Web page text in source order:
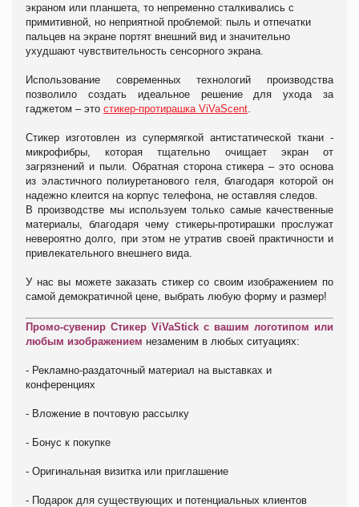
экраном или планшета, то непременно сталкивались с
примитивной, но неприятной проблемой: пыль и отпечатки
пальцев на экране портят внешний вид и значительно
ухудшают чувствительность сенсорного экрана.
Использование современных технологий производства
позволило создать идеальное решение для ухода за
гаджетом – это стикер-протирашка ViVaScent
Стикер изготовлен из супермягкой антистатической ткани -
микрофибры, которая тщательно очищает экран от
загрязнений и пыли. Обратная сторона стикера – это основа
из эластичного полиуретанового геля, благодаря которой он
надежно клеится на корпус телефона, не оставляя следов.
В производстве мы используем только самые качественные
материалы, благодаря чему стикеры-протирашки прослужат
невероятно долго, при этом не утратив своей практичности и
привлекательного внешнего вида.
У нас вы можете заказать стикер со своим изображением по
самой демократичной цене, выбрать любую форму и размер!
Промо-сувенир Стикер ViVaStick с вашим логотипом или
любым изображением незаменим в любых ситуациях:
- Рекламно-раздаточный материал на выставках и
конференциях
- Вложение в почтовую рассылку
- Бонус к покупке
- Оригинальная визитка или приглашение
- Подарок для существующих и потенциальных клиентов